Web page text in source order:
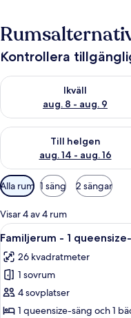
Kontrollera
Ikväll
aug. 8 - aug. 9
Kontrollera
Till helgen
aug. 14 - aug. 16
Kontrollera
Tillgängliga
filter
för
rum
Alla rum 1 säng 2 sängar
Visar 4 av 4 rum
Öppna
alla
foton
för
Familjerum
-
6
Familjerum - 1
26 kvadratmeter
1 sovrum
4 sovplatser
1 queensize-säng och 1